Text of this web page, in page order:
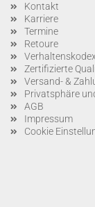
Kontakt
Karriere
Termine
Retoure
Zertifizierte
Versand- &
Privatsphäre
AGB
Impressum
Cookie